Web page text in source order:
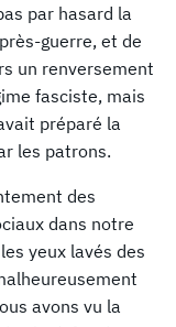
par hasard la
guerre, et de
un renversement
fasciste, mais
préparé la
les patrons.
des
dans notre
yeux lavés des
avons vu la